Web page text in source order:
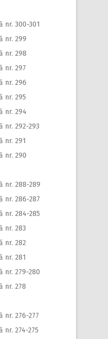
nr. 300-301
nr. 299
nr. 298
nr. 297
nr. 296
nr. 295
nr. 294
nr. 292-293
nr. 291
nr. 290
nr. 288-289
nr. 286-287
nr. 284-285
nr. 283
nr. 282
nr. 281
nr. 279-280
nr. 278
nr. 276-277
nr. 274-275